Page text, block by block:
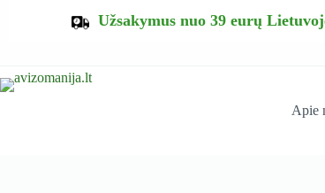
Užsakymus nuo 39 eurų
Apie